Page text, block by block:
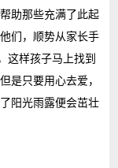
助那些充满了此起
们，顺势从家长手
这样孩子马上找到
是只要用心去爱，
阳光雨露便会茁壮